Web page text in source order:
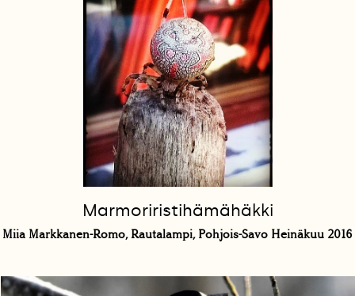
Marmoriristihämähäkki
Miia Markkanen-Romo, Rautalampi, Pohjois-Savo Heinäkuu 2016